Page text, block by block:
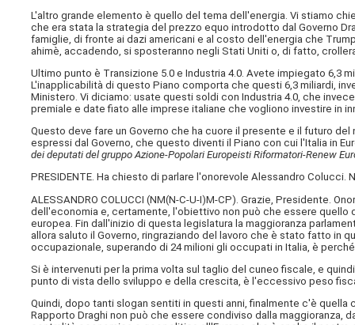
L'altro grande elemento è quello del tema dell'energia. Vi stiamo
che era stata la strategia del prezzo equo introdotto dal Governo
famiglie, di fronte ai dazi americani e al costo dell'energia che
ahimè, accadendo, si sposteranno negli Stati Uniti o, di fatto,
Ultimo punto è Transizione 5.0 e Industria 4.0. Avete impiegato 6,3
L'inapplicabilità di questo Piano comporta che questi 6,3 miliardi,
Ministero. Vi diciamo: usate questi soldi con Industria 4.0, che
premiale e date fiato alle imprese italiane che vogliono investire in
Questo deve fare un Governo che ha cuore il presente e il futuro
espressi dal Governo, che questo diventi il Piano con cui l'Italia in
dei deputati del gruppo Azione-Popolari Europeisti Riformatori-Renew
PRESIDENTE. Ha chiesto di parlare l'onorevole Alessandro Colucci.
ALESSANDRO COLUCCI (NM(N-C-U-I)M-CP). Grazie, Presidente.
dell'economia e, certamente, l'obiettivo non può che essere quello
europea. Fin dall'inizio di questa legislatura la maggioranza
allora saluto il Governo, ringraziando del lavoro che è stato fatto in
occupazionale, superando di 24 milioni gli occupati in Italia, è
Si è intervenuti per la prima volta sul taglio del cuneo fiscale, e
punto di vista dello sviluppo e della crescita, è l'eccessivo peso
Quindi, dopo tanti slogan sentiti in questi anni, finalmente c'è
Rapporto Draghi non può che essere condiviso dalla